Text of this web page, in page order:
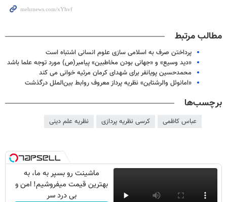
مطالب مرتبط
پرداختن صرف به اسلامی سازی علوم انسانی اشتباه است
«دید وسیع» و «جهانی بودن مخاطبین» پیامبر(ص) مورد توجه علما باشد
محمدحسین پویانفر برای شهدای کرمان مرثیه خوانی می کند
«امانوئل والرشتاین» نظریه پرداز معروف روابط بین‌الملل درگذشت
برچسب‌ها
عباس کاظمی کرسی نظریه پردازی نظریه علم دینی
ماشینت رو بسپر به ما، به
بهترین قیمت میفروشیم! امن و
بی درد سر